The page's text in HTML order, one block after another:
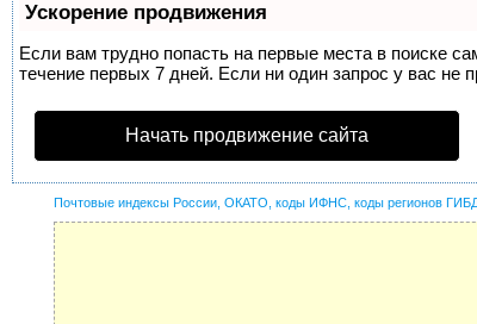
Ускорение продвижения
Если вам трудно попасть на первые места в поиске
течение первых 7 дней. Если ни один запрос у вас не
Начать продвижение сайта
Почтовые индексы России, ОКАТО, коды ИФНС, коды регионов